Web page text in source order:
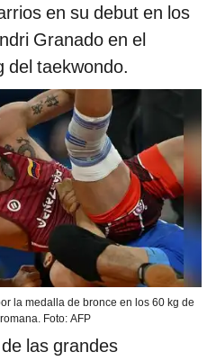
en su debut en los
Granado en el
del taekwondo.
la medalla de bronce en los 60 kg de
Foto: AFP
las grandes